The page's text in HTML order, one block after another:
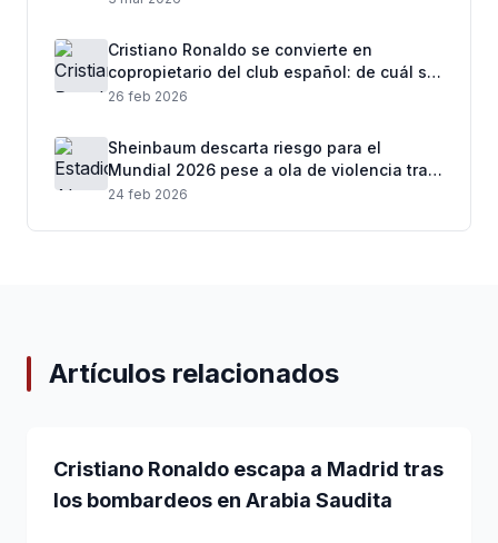
Cristiano Ronaldo se convierte en
copropietario del club español: de cuál se
trata
26 feb 2026
Sheinbaum descarta riesgo para el
Mundial 2026 pese a ola de violencia tras
muerte de “El Mencho”
24 feb 2026
Artículos relacionados
Cristiano Ronaldo escapa a Madrid tras
los bombardeos en Arabia Saudita